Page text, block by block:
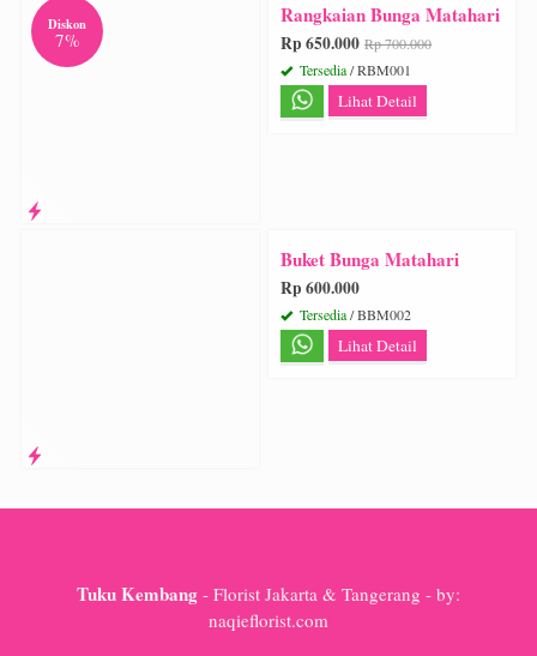
Diskon
7%
Rangkaian Bunga Matahari
Rp 650.000 Rp 700.000
Tersedia/ RBM001
Lihat Detail
Buket Bunga Matahari
Rp 600.000
Tersedia/ BBM002
Lihat Detail
Tuku Kembang - Florist Jakarta & Tangerang - by:
naqieflorist.com